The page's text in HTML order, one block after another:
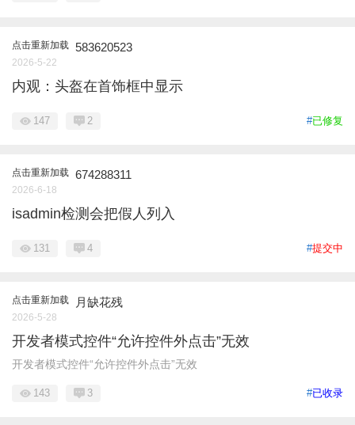
点击重新加载 583620523
2026-5-22
内观：头盔在首饰框中显示
#已修复
147 2
点击重新加载 674288311
2026-6-18
isadmin检测会把假人列入
#提交中
131 4
点击重新加载 月缺花残
2026-5-28
开发者模式控件“允许控件外点击”无效
开发者模式控件“允许控件外点击”无效
#已收录
143 3